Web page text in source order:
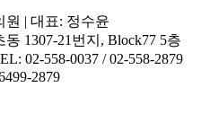
원 | 대표: 정수윤
1307-21번지, Block77 5층
02-558-0037 / 02-558-2879
2879